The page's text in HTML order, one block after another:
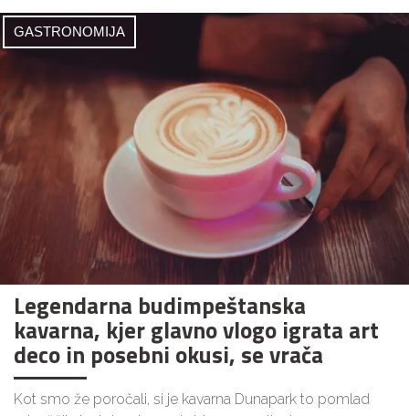
GASTRONOMIJA
Legendarna budimpeštanska
kavarna, kjer glavno vlogo igrata art
deco in posebni okusi, se vrača
Kot smo že poročali, si je kavarna Dunapark to pomlad